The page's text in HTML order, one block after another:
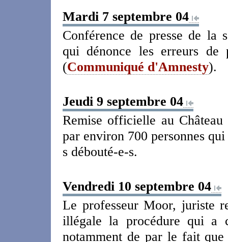
Mardi 7 septembre 04
Conférence de presse de la
qui dénonce les erreurs de
(Communiqué d'Amnesty).
Jeudi 9 septembre 04
Remise officielle au
par environ 700 personnes
s débouté-e-s.
Vendredi 10 septembre 04
Le professeur Moor, juriste
illégale la procédure qui a
notamment de par le fait